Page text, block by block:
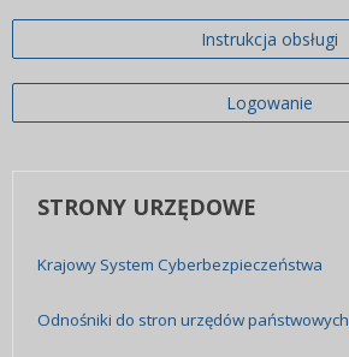
Instrukcja obsługi
Logowanie
STRONY URZĘDOWE
Krajowy System Cyberbezpieczeństwa
Odnośniki do stron urzędów państwowych